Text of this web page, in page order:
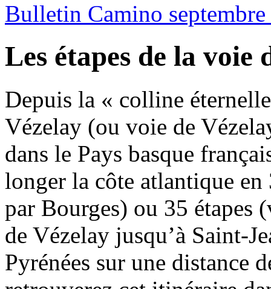
Bulletin Camino
Les étapes de la voie
Depuis la « colline
Vézelay (ou voie de
dans le Pays basque
longer la côte atlantique
par Bourges) ou 35 étapes
de Vézelay jusqu’à Saint-
Pyrénées sur une distance